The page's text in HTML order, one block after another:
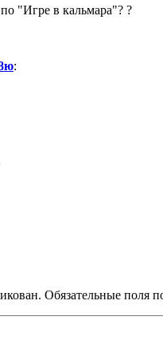
"Игре в кальмара"? ?
:
Обязательные поля